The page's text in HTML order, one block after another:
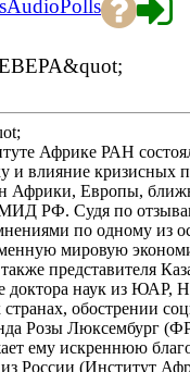
AudioPolls
РАН
и влияние кризисных
Африки, Европы,
РФ. Судя по
по одному из
мировую
представителя
доктора наук из ЮАР,
обострении
Розы Люксембург
ему искреннюю
из России (Институт